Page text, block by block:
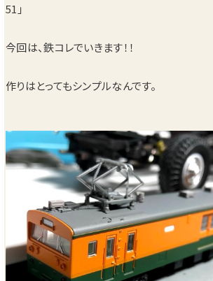
51」
今回は、鉄コレでいきます！！
作りはとってもシンプルなんです。